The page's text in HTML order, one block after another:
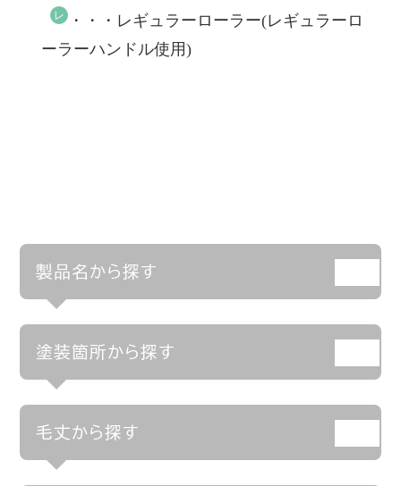
レ ・・・レギュラーローラー(レギュラーロ
ーラーハンドル使用)
製品名から探す
塗装箇所から探す
毛丈から探す